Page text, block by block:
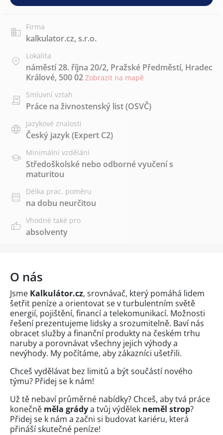
Firma
kalkulator.cz, s.r.o.
Lokalita
náměstí 28. října 20/2, Pražské Předměstí, Hradec
Králové, 500 02 Zobrazit na mapě
Smluvní vztah
Práce na živnostenský list (OSVČ)
Jazykové znalosti
Český jazyk(Expert C2)
Minimální vzdělání
Středoškolské nebo odborné vyučení s
maturitou
Délka prac. poměru
na dobu neurčitou
Vhodné také pro
absolventy
O nás
Jsme Kalkulátor.cz, srovnávač, který pomáhá lidem
šetřit peníze a orientovat se v turbulentním světě
energií, pojištění, financí a telekomunikací. Možnosti
řešení prezentujeme lidsky a srozumitelně. Baví nás
obracet služby a finanční produkty na českém trhu
naruby a porovnávat všechny jejich výhody a
nevýhody. My počítáme, aby zákazníci ušetřili.
Chceš vydělávat bez limitů a být součástí nového
týmu? Přidej se k nám!
Už tě nebaví průměrné nabídky? Chceš, aby tvá práce
konečně měla grádya tvůj výdělek neměl strop?
Přidej se k nám a začni si budovat kariéru, která
přináší skutečné peníze!